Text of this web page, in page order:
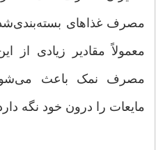
مصرف غذاهای
معمولاً مقادیر زیادی از
مصرف نمک باعث می‌شود
مایعات را درون خود نگه